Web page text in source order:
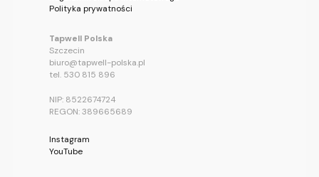
Polityka prywatności
Tapwell Polska
Szczecin
biuro@tapwell-polska.pl
tel. 530 815 896
NIP: 8522674724
REGON: 389665689
Instagram
YouTube